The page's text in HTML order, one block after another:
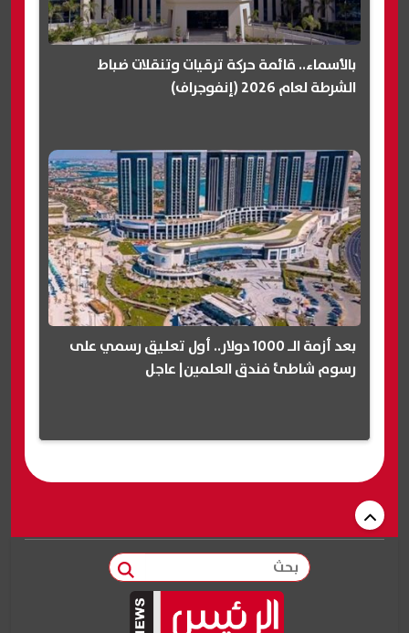
بالأسماء.. قائمة حركة ترقيات وتنقلات ضباط
الشرطة لعام 2026 (إنفوجراف)
بعد أزمة الـ 1000 دولار.. أول تعليق رسمي على
رسوم شاطئ فندق العلمين| عاجل
بحث